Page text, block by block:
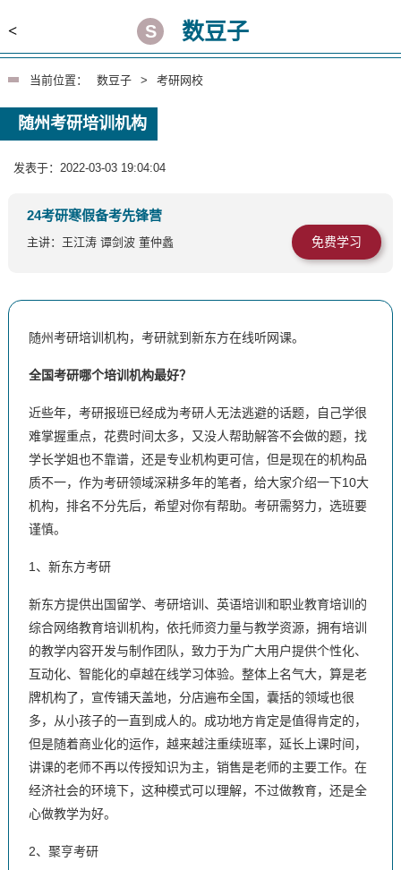
< 数豆子
当前位置： 数豆子 > 考研网校
随州考研培训机构
发表于：2022-03-03 19:04:04
24考研寒假备考先锋营
主讲：王江涛 谭剑波 董仲蠡 免费学习
随州考研培训机构，考研就到新东方在线听网课。
全国考研哪个培训机构最好？
近些年，考研报班已经成为考研人无法逃避的话题，自己学很
难掌握重点，花费时间太多，又没人帮助解答不会做的题，找
学长学姐也不靠谱，还是专业机构更可信，但是现在的机构品
质不一，作为考研领域深耕多年的笔者，给大家介绍一下10大
机构，排名不分先后，希望对你有帮助。考研需努力，选班要
谨慎。
1、新东方考研
新东方提供出国留学、考研培训、英语培训和职业教育培训的
综合网络教育培训机构，依托师资力量与教学资源，拥有培训
的教学内容开发与制作团队，致力于为广大用户提供个性化、
互动化、智能化的卓越在线学习体验。整体上名气大，算是老
牌机构了，宣传铺天盖地，分店遍布全国，囊括的领域也很
多，从小孩子的一直到成人的。成功地方肯定是值得肯定的，
但是随着商业化的运作，越来越注重续班率，延长上课时间，
讲课的老师不再以传授知识为主，销售是老师的主要工作。在
经济社会的环境下，这种模式可以理解，不过做教育，还是全
心做教学为好。
2、聚亨考研